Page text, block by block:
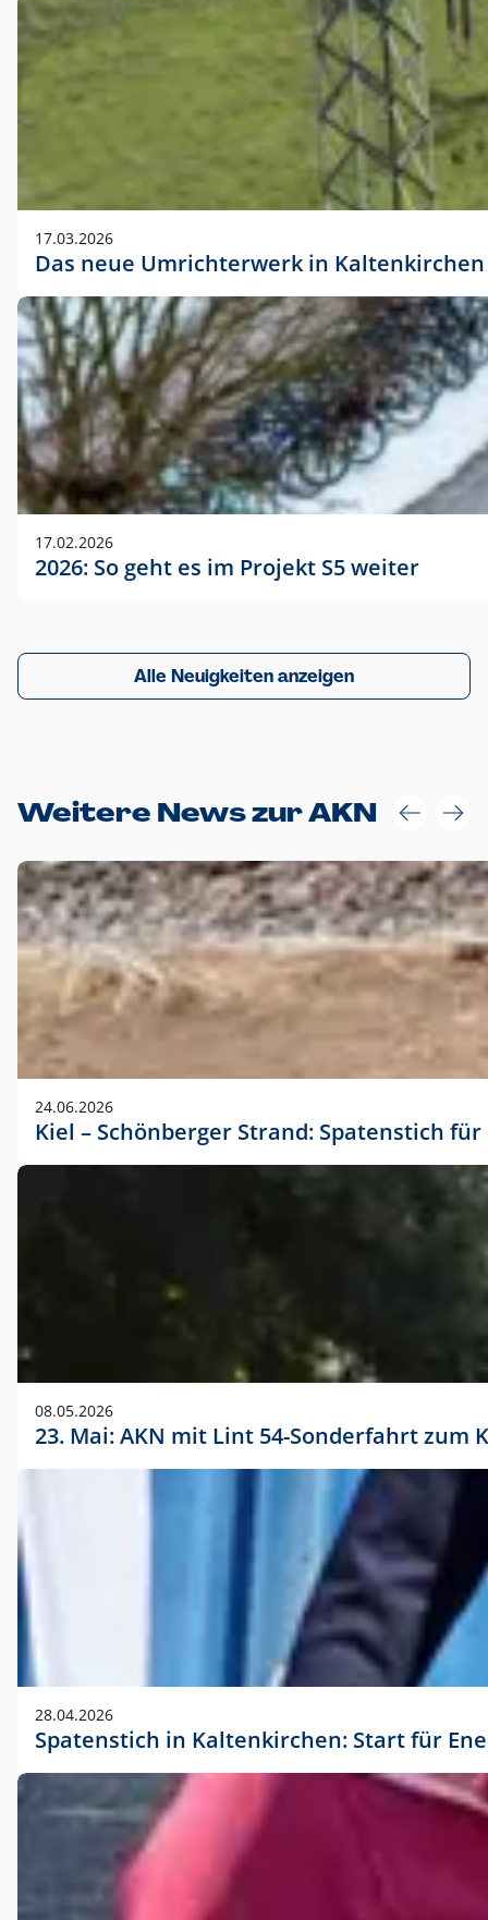
17.03.2026
Das neue Umrichterwerk in Kaltenkirchen
17.02.2026
2026: So geht es im Projekt S5 weiter
Alle Neuigkeiten anzeigen
Weitere News zur AKN
24.06.2026
Kiel – Schönberger Strand: Spatenstich
08.05.2026
23. Mai: AKN mit Lint 54-Sonderfahrt
28.04.2026
Spatenstich in Kaltenkirchen: Start für